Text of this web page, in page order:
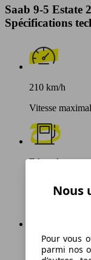
Saab 9-5 Estate
Spécifications
210 km/h
Vitesse
Ethanol
214 g/km
Nous
Pour vous
parmi nos